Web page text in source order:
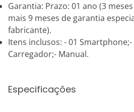
Garantia: Prazo: 01 ano (3
mais 9 meses de garantia
fabricante).
Itens inclusos: - 01 Smartphone;-
Carregador;- Manual.
Especificações